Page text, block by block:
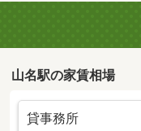
山名駅の家賃相場